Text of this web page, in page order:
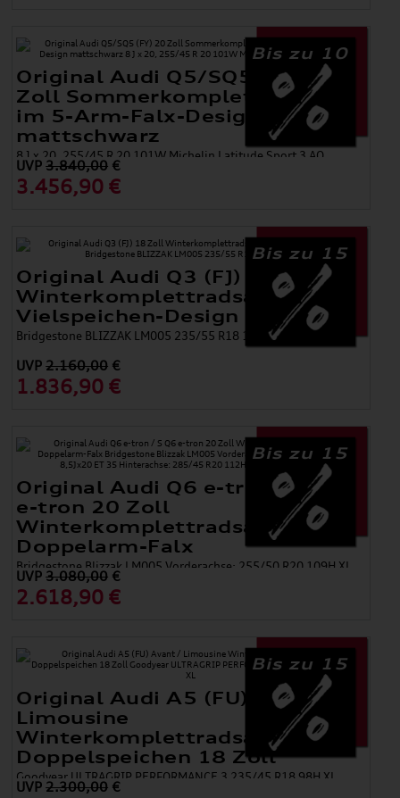
Bis zu 10
Original Audi Q5/SQ5 (FY) 20
Zoll Sommerkomplettradsatz
im 5-Arm-Falx-Design
mattschwarz
8 J x 20, 255/45 R 20 101W Michelin Latitude Sport 3 AO
UVP3.840,00 €
3.456,90 €
Bis zu 15
Original Audi Q3 (FJ) 18 Zoll
Winterkomplettradsatz
Vielspeichen-Design
Bridgestone BLIZZAK LM005 235/55 R18 100V 8,0Jx18
UVP2.160,00 €
1.836,90 €
Bis zu 15
Original Audi Q6 e-tron / S Q6
e-tron 20 Zoll
Winterkomplettradsatz 5-
Doppelarm-Falx
Bridgestone Blizzak LM005 Vorderachse: 255/50 R20 109H XL
8,5Jx20 ET 35 Hinterachse: 285/45 R20 112H XL 10,0Jx20 ET 39
UVP3.080,00 €
2.618,90 €
Bis zu 15
Original Audi A5 (FU) Avant /
Limousine
Winterkomplettradsatz 5-
Doppelspeichen 18 Zoll
Goodyear ULTRAGRIP PERFORMANCE 3 235/45 R18 98H XL
UVP2.300,00 €